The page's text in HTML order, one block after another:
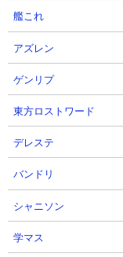
【攻略概要】
「ろる」さんの攻略
ボ。編成は飛脚、ナ
種、ネコブラックマ
成で挑んでいます。
多く揃っているので
いですね。大型キャ
方であっさり攻略完了
艦これ
アズレン
ゲンリプ
東方ロストワード
デレステ
バンドリ
シャニソン
学マス